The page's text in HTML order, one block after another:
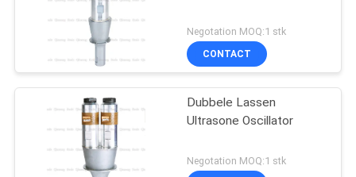
Negotation MOQ:1 stk
CONTACT
Dubbele Lassen
Ultrasone Oscillator
Negotation MOQ:1 stk